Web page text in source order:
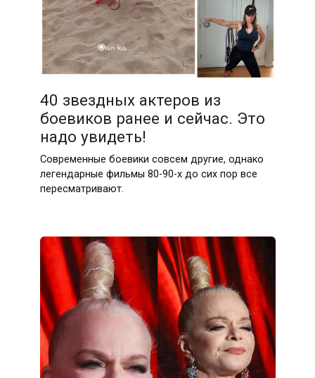
40 звездных актеров из
боевиков ранее и сейчас. Это
надо увидеть!
Современные боевики совсем другие, однако
легендарные фильмы 80-90-х до сих пор все
пересматривают.